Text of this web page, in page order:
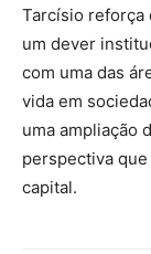
Tarcísio reforça
um dever
com uma das
vida em
uma ampliação
perspectiva
capital.